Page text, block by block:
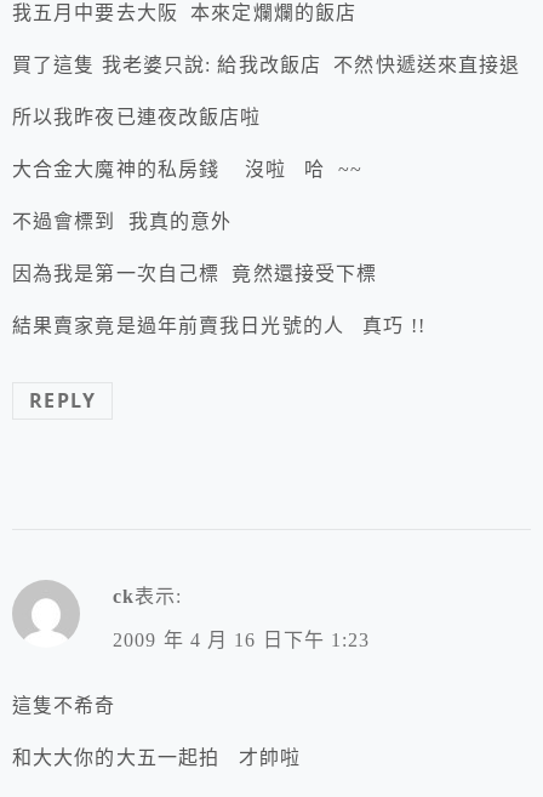
我五月中要去大阪 本來定爛爛的飯店
買了這隻 我老婆只說: 給我改飯店 不然快遞送來直接退
所以我昨夜已連夜改飯店啦
大合金大魔神的私房錢 沒啦 哈 ~~
不過會標到 我真的意外
因為我是第一次自己標 竟然還接受下標
結果賣家竟是過年前賣我日光號的人 真巧 !!
REPLY
ck表示:
2009 年 4 月 16 日下午 1:23
這隻不希奇
和大大你的大五一起拍 才帥啦